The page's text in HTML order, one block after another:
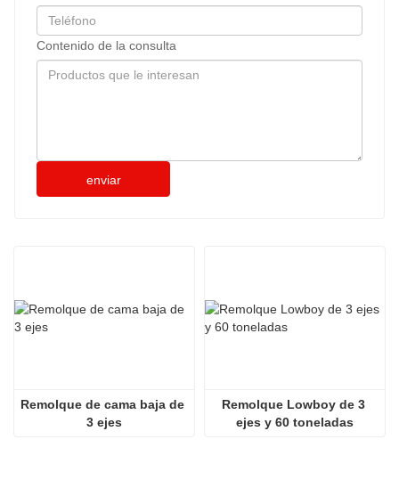
Contenido de la consulta
enviar
Remolque de cama baja de
3 ejes
Remolque Lowboy de 3
ejes y 60 toneladas